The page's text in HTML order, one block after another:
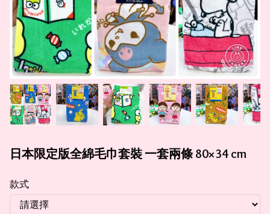
日本限定版全綿毛巾套裝 一套兩條 80×34 cm
款式